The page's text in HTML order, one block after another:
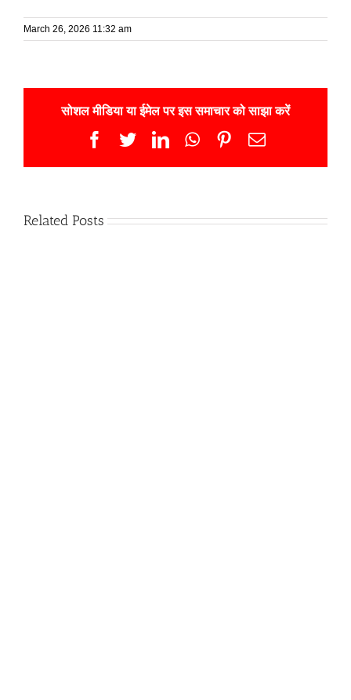
March 26, 2026 11:32 am
सोशल मीडिया या ईमेल पर इस समाचार को साझा करें
Facebook
TwitterLinkedInWhatsApp
Pinterest
Email
Related Posts